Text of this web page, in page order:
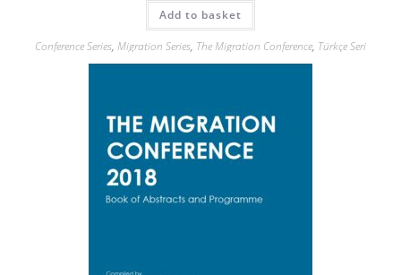
Add to basket
Conference Series, Migration Series, The Migration Conference, Türkçe Seri